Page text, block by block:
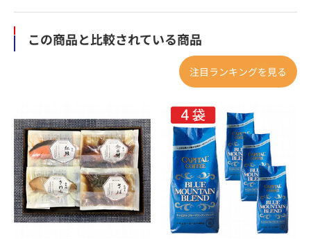
この商品と比較されている商品
注目ランキングを見る